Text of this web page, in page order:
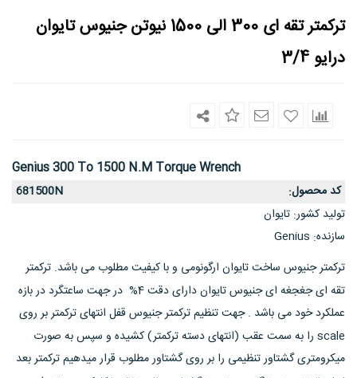
ترکمتر تقه ای 300 الی 1500 نیوتن جنیوس تایوان
درایو 3/4
Genius 300 To 1500 N.m Torque Wrench
کد محصول:
681500N
تولید کشور: تایوان
سازنده:
Genius
ترکمتر جنیوس ساخت تایوان ارگونومی و با کیفیت مطلوب می باشد. ترکمتر
تقه ای جغجغه ای جنیوس تایوان دارای دقت 4% در جهت ساعتگرد در بازه
عملکرد خود می باشد . جهت تنظیم ترکمتر جنیوس قفل انتهای ترکمتر بر روی
scale را به سمت عقب (انتهای دسته ترکمتر) کشیده و سپس به صورت
میکرومتری گشتاور تنظیمی را بر روی گشتاور مطلوب قرار میدهیم ترکمتر بعد